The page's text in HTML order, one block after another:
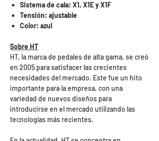
Sistema de cala: X1, X1E y X1F
Tensión: ajustable
Color: azul
Sobre HT
HT, la marca de pedales de alta gama, se creó
en 2005 para satisfacer las crecientes
necesidades del mercado. Este fue un hito
importante para la empresa, con una
variedad de nuevos diseños para
introducirse en el mercado utilizando las
tecnologías más recientes.